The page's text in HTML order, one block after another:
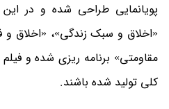
پویانمایی طراحی شده و در
«اخلاق و سبک زندگی»، «اخلاق و
مقاومتی» برنامه ریزی شده و
کلی تولید شده باشند.